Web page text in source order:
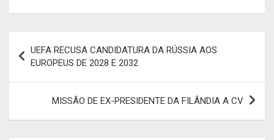
de
artigos
UEFA RECUSA CANDIDATURA DA RÚSSIA AOS
EUROPEUS DE 2028 E 2032
MISSÃO DE EX-PRESIDENTE DA FILÂNDIA A CV